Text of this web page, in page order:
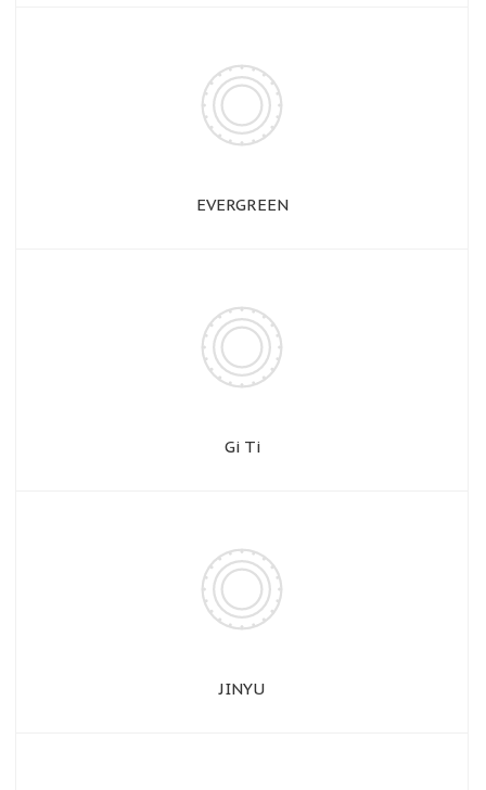
EVERGREEN
Gi Ti
JINYU